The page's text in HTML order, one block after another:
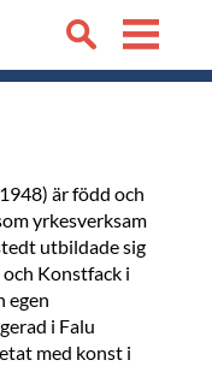
är född och
yrkesverksam
utbildade sig
Konstfack i
egen
i Falu
med konst i